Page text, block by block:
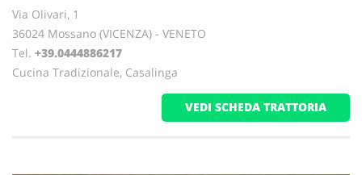
Via Olivari, 1
36024 Mossano (VICENZA) - VENETO
Tel. +39.0444886217
Cucina Tradizionale, Casalinga
VEDI SCHEDA TRATTORIA